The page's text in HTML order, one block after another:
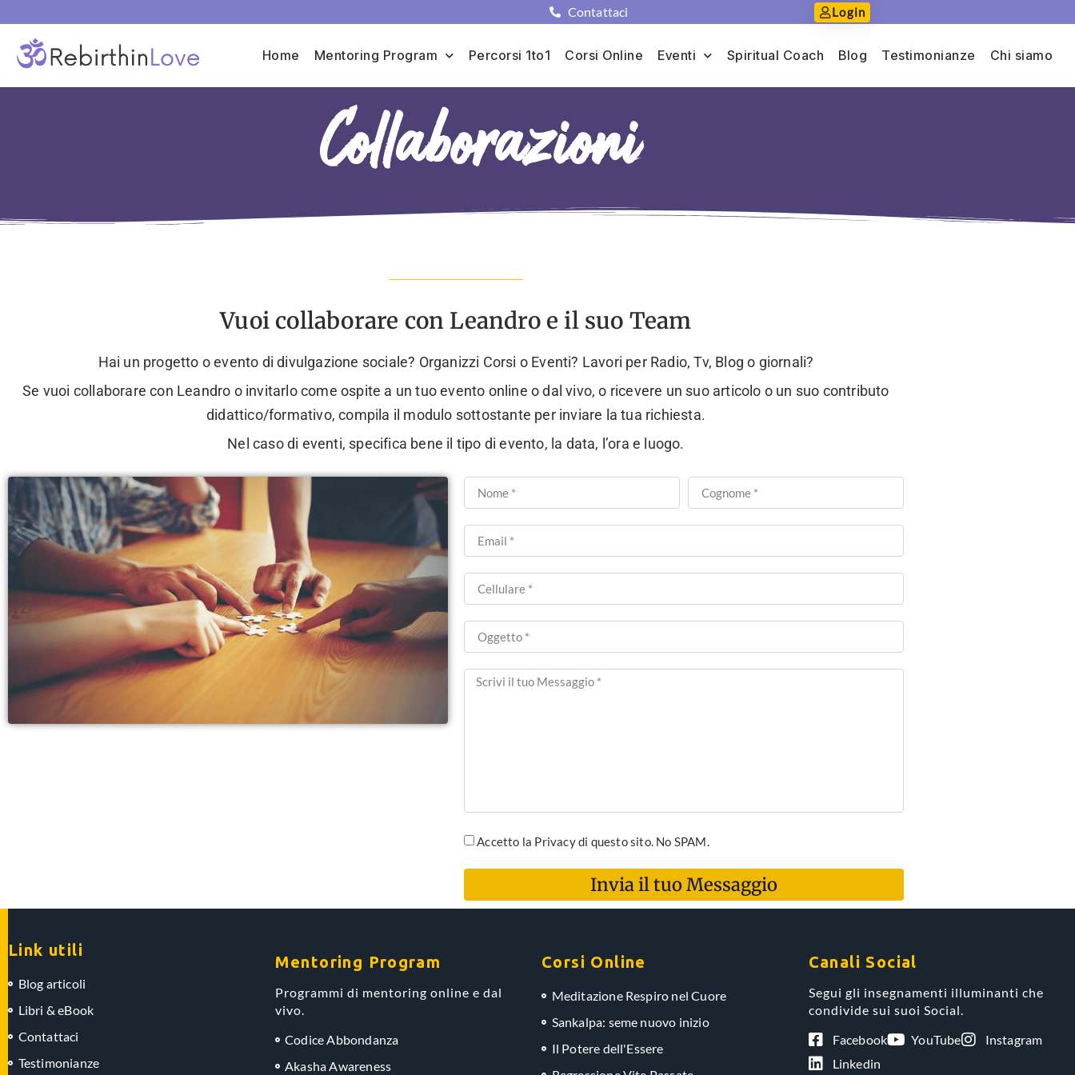
Contattaci Login
Home Mentoring Program Percorsi 1to1 Corsi Online Eventi Spiritual Coach Blog Testimonianze Chi siamo
Collaborazioni
Vuoi collaborare con Leandro e il suo Team
Hai un progetto o evento di divulgazione sociale? Organizzi Corsi o Eventi? Lavori per Radio, Tv, Blog o giornali?
Se vuoi collaborare con Leandro o invitarlo come ospite a un tuo evento online o dal vivo, o ricevere un suo articolo o un suo contributo
didattico/formativo, compila il modulo sottostante per inviare la tua richiesta.
Nel caso di eventi, specifica bene il tipo di evento, la data, l’ora e luogo.
Accetto la Privacy di questo sito. No SPAM.
Invia il tuo Messaggio
Link utili
Blog articoli
Libri & eBook
Contattaci
Testimonianze
Mentoring Program
Programmi di mentoring online e dal
vivo.
Codice Abbondanza
Akasha Awareness
Corsi Online
Meditazione Respiro nel Cuore
Sankalpa: seme nuovo inizio
Il Potere dell'Essere
Canali Social
Segui gli insegnamenti illuminanti che
condivide sui suoi Social.
Facebook
YouTube
Instagram
Linkedin